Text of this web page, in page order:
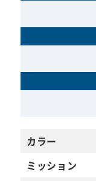
カラー
ミッション